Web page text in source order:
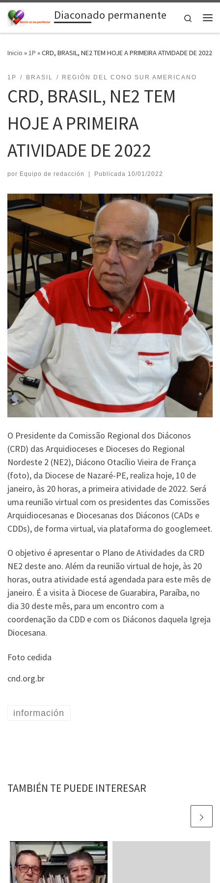
Saltar al contenidoDiaconado permanente
Search
Inicio »1P »CRD, BRASIL, NE2 TEM HOJE A PRIMEIRA ATIVIDADE DE 2022
1P BRASIL REGIÓN DEL CONO SUR AMERICANO
CRD, BRASIL, NE2 TEM
HOJE A PRIMEIRA
ATIVIDADE DE 2022
por Equipo de redacción | Publicada 10/01/2022
O Presidente da Comissão Regional dos Diáconos
(CRD) das Arquidioceses e Dioceses do Regional
Nordeste 2 (NE2), Diácono Otacílio Vieira de França
(foto), da Diocese de Nazaré-PE, realiza hoje, 10 de
janeiro, às 20 horas, a primeira atividade de 2022. Será
uma reunião virtual com os presidentes das Comissões
Arquidiocesanas e Diocesanas dos Diáconos (CADs e
CDDs), de forma virtual, via plataforma do googlemeet.
O objetivo é apresentar o Plano de Atividades da CRD
NE2 deste ano. Além da reunião virtual de hoje, às 20
horas, outra atividade está agendada para este mês de
janeiro. É a visita à Diocese de Guarabira, Paraíba, no
dia 30 deste mês, para um encontro com a
coordenação da CDD e com os Diáconos daquela Igreja
Diocesana.
Foto cedida
cnd.org.br
información
TAMBIÉN TE PUEDE INTERESAR